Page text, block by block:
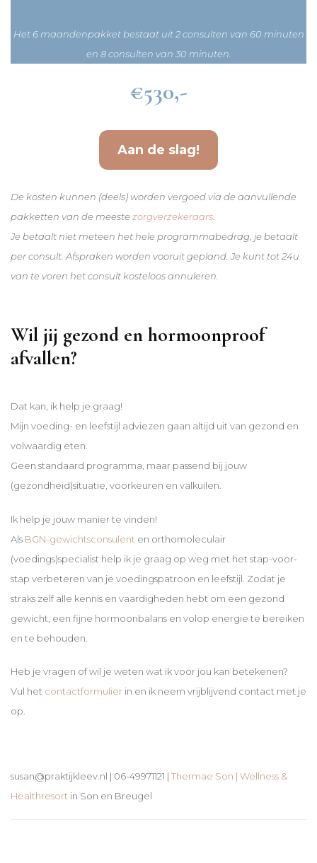
Het 6 maandenpakket bestaat uit 2 consulten van 60 minuten
en 8 consulten van 30 minuten.
€530,-
Aan de slag!
De kosten kunnen (deels) worden vergoed via de aanvullende
pakketten van de meeste zorgverzekeraars.
Je betaalt niet meteen het hele programmabedrag, je betaalt
per consult. Afspraken worden vooruit gepland. Je kunt tot 24u
van te voren het consult kosteloos annuleren.
Wil jij gezond en hormoonproof
afvallen?
Dat kan, ik help je graag!
Mijn voeding- en leefstijl adviezen gaan altijd uit van gezond en
volwaardig eten.
Geen standaard programma, maar passend bij jouw
(gezondheid)situatie, voorkeuren en valkuilen.
Ik help je jouw manier te vinden!
Als BGN-gewichtsconsulent en orthomoleculair
(voedings)specialist help ik je graag op weg met het stap-voor-
stap verbeteren van je voedingspatroon en leefstijl. Zodat je
straks zelf alle kennis en vaardigheden hebt om een gezond
gewicht, een fijne hormoonbalans en volop energie te bereiken
en te behouden.
Heb je vragen of wil je weten wat ik voor jou kan betekenen?
Vul het contactformulier in en ik neem vrijblijvend contact met je
op.
susan@praktijkleev.nl | 06-49971121 | Thermae Son | Wellness &
Healthresort in Son en Breugel